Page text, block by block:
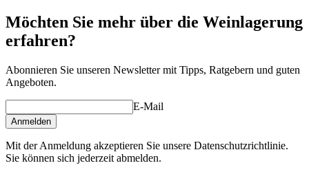
Möchten Sie mehr über die Weinlagerung
erfahren?
Abonnieren Sie unseren Newsletter mit Tipps, Ratgebern und guten
Angeboten.
E-Mail
Anmelden
Mit der Anmeldung akzeptieren Sie unsere Datenschutzrichtlinie.
Sie können sich jederzeit abmelden.